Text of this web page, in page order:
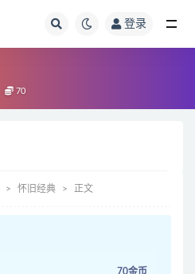
登录
70
怀旧经典 正文
70金币